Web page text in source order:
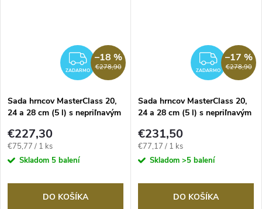
ZADARMO
ZADARMO €278,90
–18 %
Sada hrncov MasterClass 20,
24 a 28 cm (5 l) s nepriľnavým
farbe
€227,30
Jednotková
cena:
€75,77 / 1 ks
Skladom 5 balení
DO KOŠÍKA
ZADARMO €278,90
–17 %
Sada hrncov MasterClass 20,
24 a 28 cm (5 l) s nepriľnavým
€231,50
Jednotková
cena:
€77,17 / 1 ks
Skladom >5 balení
DO KOŠÍKA